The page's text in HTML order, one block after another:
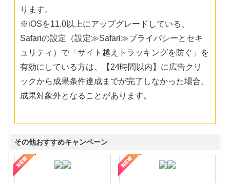
ります。
※iOSを11.0以上にアップグレードしている、
Safariの設定（設定≫Safari≫プライバシーとセキ
ュリティ）で「サイト越えトラッキングを防ぐ」を
有効にしている方は、【24時間以内】に広告クリ
ックから成果条件達成までが完了しなかった場合、
成果対象外となることがあります。
その他おすすめキャンペーン